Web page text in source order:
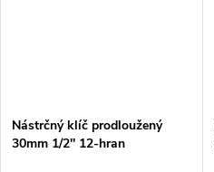
Nástrčný klíč prodloužený
30mm 1/2'' 12-hran